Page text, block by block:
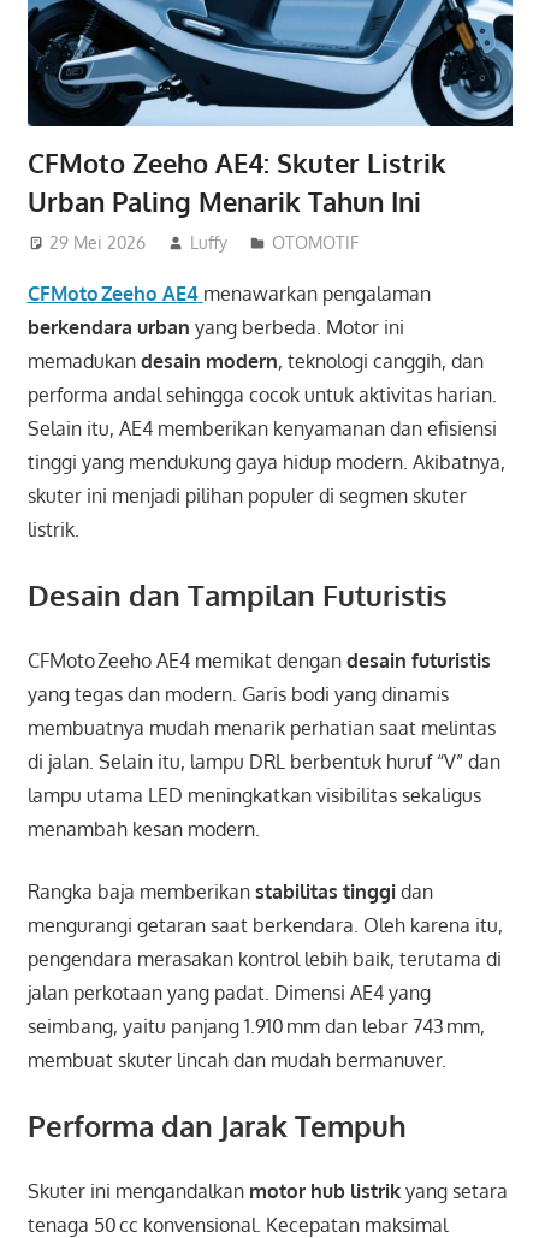
CFMoto Zeeho AE4: Skuter Listrik
Urban Paling Menarik Tahun Ini
29 Mei 2026 Luffy OTOMOTIF
CFMoto Zeeho AE4 menawarkan pengalaman
berkendara urban yang berbeda. Motor ini
memadukan desain modern, teknologi canggih, dan
performa andal sehingga cocok untuk aktivitas harian.
Selain itu, AE4 memberikan kenyamanan dan efisiensi
tinggi yang mendukung gaya hidup modern. Akibatnya,
skuter ini menjadi pilihan populer di segmen skuter
listrik.
Desain dan Tampilan Futuristis
CFMoto Zeeho AE4 memikat dengan desain futuristis
yang tegas dan modern. Garis bodi yang dinamis
membuatnya mudah menarik perhatian saat melintas
di jalan. Selain itu, lampu DRL berbentuk huruf “V” dan
lampu utama LED meningkatkan visibilitas sekaligus
menambah kesan modern.
Rangka baja memberikan stabilitas tinggidan
mengurangi getaran saat berkendara. Oleh karena itu,
pengendara merasakan kontrol lebih baik, terutama di
jalan perkotaan yang padat. Dimensi AE4 yang
seimbang, yaitu panjang 1.910 mm dan lebar 743 mm,
membuat skuter lincah dan mudah bermanuver.
Performa dan Jarak Tempuh
Skuter ini mengandalkan motor hub listrikyang setara
tenaga 50 cc konvensional. Kecepatan maksimal